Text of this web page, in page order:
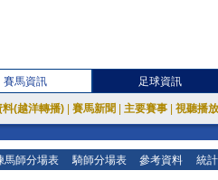
賽馬資訊 足球資訊
料(越洋轉播) 賽馬新聞 主要賽事 視聽播
馬師分場表 騎師分場表 參考資料 統